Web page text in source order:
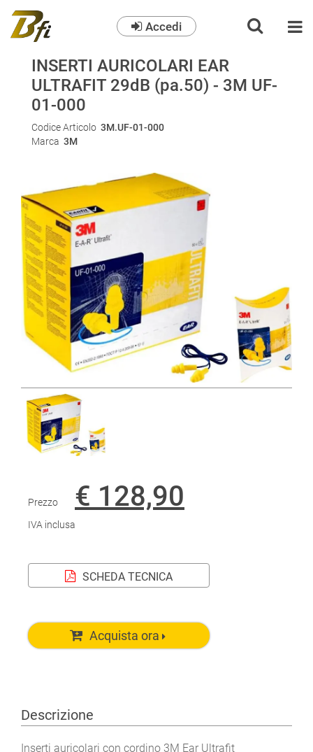
Accedi
INSERTI AURICOLARI EAR
ULTRAFIT 29dB (pa.50) - 3M UF-
01-000
Codice Articolo 3M.UF-01-000
Marca 3M
Prezzo € 128,90
IVA inclusa
SCHEDA TECNICA
Acquista ora
Descrizione
Inserti auricolari con cordino 3M Ear Ultrafit